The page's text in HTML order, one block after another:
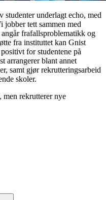
studenter underlagt echo, med
tett sammen med
frafallsproblematikk og
fra instituttet kan Gnist
for studentene på
arrangerer blant annet
samt gjør rekrutteringsarbeid
skoler.
men rekrutterer nye